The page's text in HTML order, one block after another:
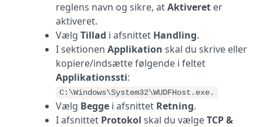
reglens navn og sikre, atAktiveret er
aktiveret.
Vælg Tillad i afsnittet Handling.
I sektionen Applikation skal du skrive eller
kopiere/indsætte følgende i feltet
Applikationssti:
C:\Windows\System32\WUDFHost.exe.
Vælg Begge i afsnittet Retning.
I afsnittet Protokol skal du vælgeTCP &